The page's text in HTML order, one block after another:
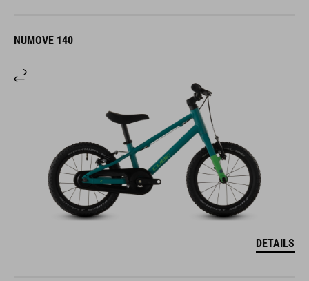
NUMOVE 140
DETAILS